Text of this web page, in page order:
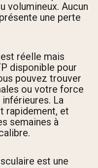
volumineux. Aucun
une perte
réelle mais
disponible pour
pouvez trouver
ou votre force
La
rapidement, et
semaines à
est une